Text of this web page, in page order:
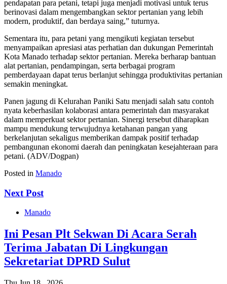
pendapatan para petani, tetapi juga menjadi motivasi untuk terus
berinovasi dalam mengembangkan sektor pertanian yang lebih
modern, produktif, dan berdaya saing,” tuturnya.
Sementara itu, para petani yang mengikuti kegiatan tersebut
menyampaikan apresiasi atas perhatian dan dukungan Pemerintah
Kota Manado terhadap sektor pertanian. Mereka berharap bantuan
alat pertanian, pendampingan, serta berbagai program
pemberdayaan dapat terus berlanjut sehingga produktivitas pertanian
semakin meningkat.
Panen jagung di Kelurahan Paniki Satu menjadi salah satu contoh
nyata keberhasilan kolaborasi antara pemerintah dan masyarakat
dalam memperkuat sektor pertanian. Sinergi tersebut diharapkan
mampu mendukung terwujudnya ketahanan pangan yang
berkelanjutan sekaligus memberikan dampak positif terhadap
pembangunan ekonomi daerah dan peningkatan kesejahteraan para
petani. (ADV/Dogpan)
Posted in Manado
Next Post
Manado
Ini Pesan Plt Sekwan Di Acara Serah
Terima Jabatan Di Lingkungan
Sekretariat DPRD Sulut